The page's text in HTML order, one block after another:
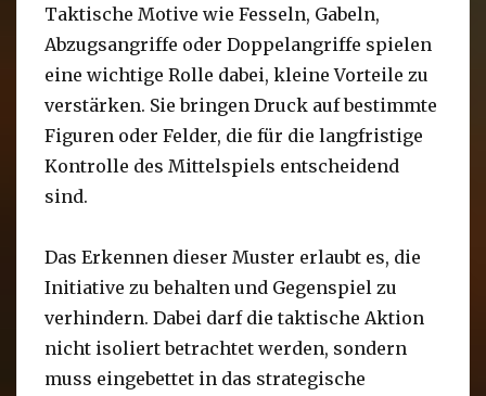
Taktische Motive wie Fesseln, Gabeln,
Abzugsangriffe oder Doppelangriffe spielen
eine wichtige Rolle dabei, kleine Vorteile zu
verstärken. Sie bringen Druck auf bestimmte
Figuren oder Felder, die für die langfristige
Kontrolle des Mittelspiels entscheidend
sind.
Das Erkennen dieser Muster erlaubt es, die
Initiative zu behalten und Gegenspiel zu
verhindern. Dabei darf die taktische Aktion
nicht isoliert betrachtet werden, sondern
muss eingebettet in das strategische